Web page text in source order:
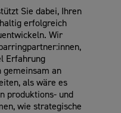
Sie dabei, Ihren
erfolgreich
Wir
Erfahrung
an
als wäre es
produktions- und
wie strategische